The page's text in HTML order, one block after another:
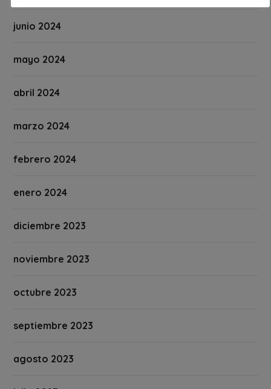
junio 2024
mayo 2024
abril 2024
marzo 2024
febrero 2024
enero 2024
diciembre 2023
noviembre 2023
octubre 2023
septiembre 2023
agosto 2023